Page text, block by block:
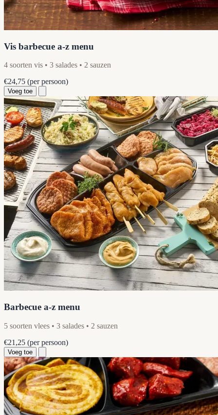
Vis barbecue a-z menu
4 soorten vis • 3 salades • 2 sauzen
€24,75 (per persoon)
Voeg toe
Barbecue a-z menu
5 soorten vlees • 3 salades • 2 sauzen
€21,25 (per persoon)
Voeg toe